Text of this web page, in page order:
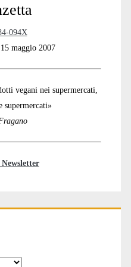
094X
maggio 2007
vegani nei supermercati,
supermercati»